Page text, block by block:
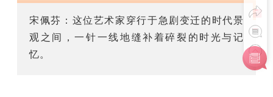
宋佩芬：这位艺术家穿行于急剧变迁的时代景
观之间，一针一线地缝补着碎裂的时光与记
忆。